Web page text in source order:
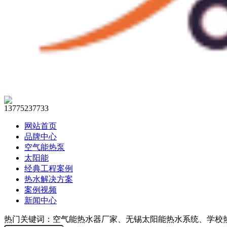
13775237733
网站首页
品牌中心
空气能热泵
太阳能
经典工程案例
热水解决方案
案例视频
新闻中心
热门关键词：空气能热水器厂家、无锡太阳能热水系统、学校